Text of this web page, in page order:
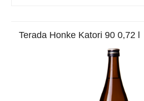
Terada Honke Katori 90 0,72 l